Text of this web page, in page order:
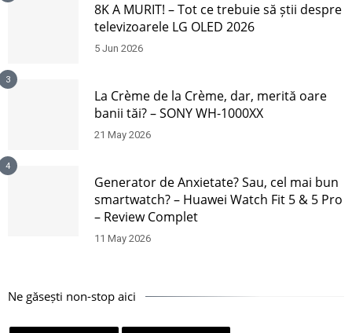
8K A MURIT! – Tot ce trebuie să știi despre
televizoarele LG OLED 2026
5 Jun 2026
3
La Crème de la Crème, dar, merită oare
banii tăi? – SONY WH-1000XX
21 May 2026
4
Generator de Anxietate? Sau, cel mai bun
smartwatch? – Huawei Watch Fit 5 & 5 Pro
– Review Complet
11 May 2026
Ne găsești non-stop aici